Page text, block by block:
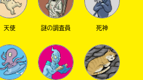
このマチのことを
もっと知りたい
キミに
天使 謎の調査員 死神